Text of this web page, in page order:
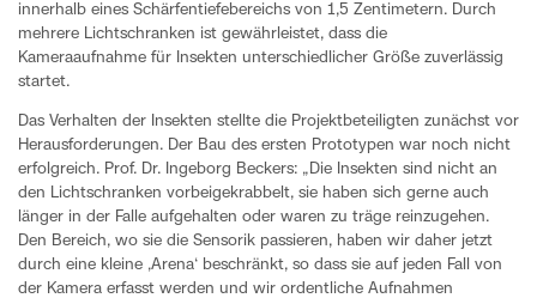
innerhalb eines Schärfentiefebereichs von 1,5 Zentimetern. Durch
mehrere Lichtschranken ist gewährleistet, dass die
Kameraaufnahme für Insekten unterschiedlicher Größe zuverlässig
startet.
Das Verhalten der Insekten stellte die Projektbeteiligten zunächst vor
Herausforderungen. Der Bau des ersten Prototypen war noch nicht
erfolgreich. Prof. Dr. Ingeborg Beckers: „Die Insekten sind nicht an
den Lichtschranken vorbeigekrabbelt, sie haben sich gerne auch
länger in der Falle aufgehalten oder waren zu träge reinzugehen.
Den Bereich, wo sie die Sensorik passieren, haben wir daher jetzt
durch eine kleine ‚Arena‘ beschränkt, so dass sie auf jeden Fall von
der Kamera erfasst werden und wir ordentliche Aufnahmen